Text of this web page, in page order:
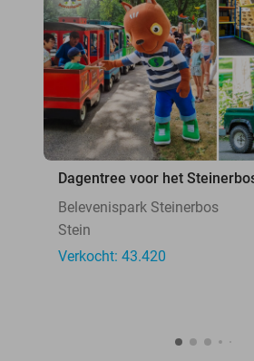
Dagentree voor het
Belevenispark Steinerbos
Stein
Verkocht: 43.420